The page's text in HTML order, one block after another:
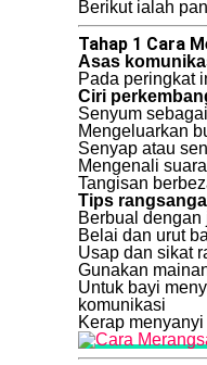
Berikut ialah
Tahap 1 Cara
Asas
Pada peringkat
Ciri
Senyum
Mengeluarkan
Senyap atau
Mengenali
Tangisan
Tips
Berbual
Belai dan urut
Usap dan sikat
Gunakan
Untuk bayi
komunikasi
Kerap